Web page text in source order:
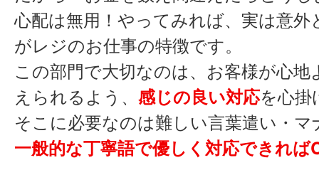
心配は無用！やってみれば、実は意外
がレジのお仕事の特徴です。
この部門で大切なのは、お客様が心地
えられるよう、 感じの良い対応を心掛
そこに必要なのは難しい言葉遣い・
一般的な丁寧語で優しく対応できれば